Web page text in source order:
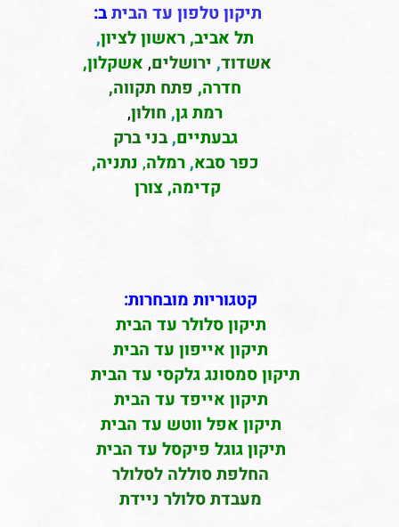
תיקון טלפון עד הביתב:
תל אביב, ראשון לציון,
אשדוד, ירושלים, אשקלון,
חדרה, פתח תקווה,
רמת גן, חולון,
גבעתיים,בני ברק
כפר סבא,רמלה, נתניה,
קדימה, צורן
קטגוריות מובחרות:
תיקון סלולר עד הבית
תיקון אייפון עד הבית
תיקון סמסונג גלקסי עד הבית
תיקון אייפד עד הבית
תיקון אפל ווטש עד הבית
תיקון גוגל פיקסל עד הבית
החלפת סוללה לסלולר
מעבדת סלולר ניידת